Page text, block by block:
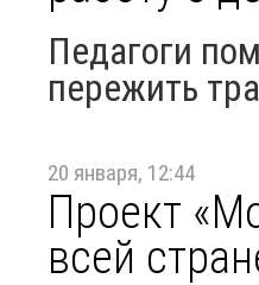
Педагоги
пережить
20 января, 12:44
Проект
всей